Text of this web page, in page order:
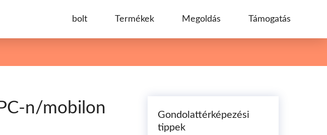
bolt Termékek Megoldás Támogatás
n/mobilon
Gondolattérképezési
tippek